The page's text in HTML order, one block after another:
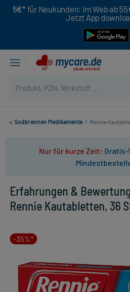
5€* für Neukunden: Im Web ab
Jetzt App
Sodbrennen Medikamente / Rennie
Nur für kurze Zeit: Gratis-
Erfahrungen &
Rennie Kautabletten, 36
-35%*